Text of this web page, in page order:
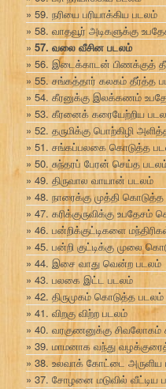
59. நரியை பரியாக்கிய படலம்
58. வாதவூர் அடிகளுக்கு
57. வலை வீசின படலம்
56. இடைக்காடன் பிணக்குத்
55. சங்கத்தார் கலகம் தீர்த்த
54. கீரனுக்கு இலக்கணம்
53. கீரனைக் கரையேற்றிய
52. தருமிக்கு பொற்கிழி
51. சங்கப்பலகை கொடுத்த
50. சுந்தரப் பேரன் செய்த
49. திருவால வாயான் படலம்
48. நாரைக்கு முத்தி
47. கரிக்குருவிக்கு உபதேசம்
46. பன்றிக்குட்டிகளை
45. பன்றி குட்டிக்கு முலை
44. இசை வாது வென்ற படலம்
43. பலகை இட்ட படலம்
42. திருமுகம் கொடுத்த படலம்
41. விறகு விற்ற படலம்
40. வரகுணனுக்கு சிவலோகம்
39. மாமனாக வந்து
38. உலவாக் கோட்டை அருளிய
37. சோழனை மடுவில் வீட்டிய